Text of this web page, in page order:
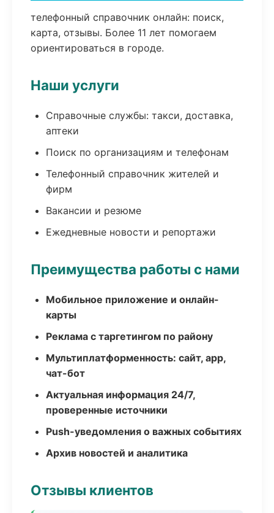
телефонный справочник онлайн: поиск,
карта, отзывы. Более 11 лет помогаем
ориентироваться в городе.
Наши услуги
Справочные службы: такси, доставка,
аптеки
Поиск по организациям и телефонам
Телефонный справочник жителей и
фирм
Вакансии и резюме
Ежедневные новости и репортажи
Преимущества работы с нами
Мобильное приложение и онлайн-
карты
Реклама с таргетингом по району
Мультиплатформенность: сайт, app,
чат-бот
Актуальная информация 24/7,
проверенные источники
Push-уведомления о важных событиях
Архив новостей и аналитика
Отзывы клиентов